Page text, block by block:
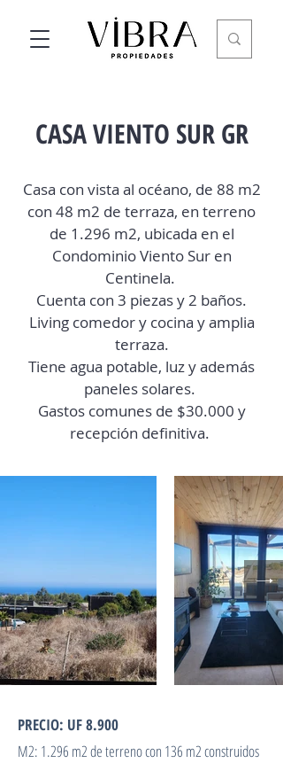
CASA VIENTO SUR GR
Casa con vista al océano, de 88 m2
con 48 m2 de terraza, en terreno
de 1.296 m2, ubicada en el
Condominio Viento Sur en
Centinela.
Cuenta con 3 piezas y 2 baños.
Living comedor y cocina y amplia
terraza.
Tiene agua potable, luz y además
paneles solares.
Gastos comunes de $30.000 y
recepción definitiva.
PRECIO: UF 8.900
M2: 1.296 m2 de terreno con 136 m2 construidos